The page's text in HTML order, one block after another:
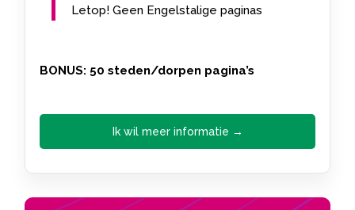
Letop! Geen Engelstalige paginas
BONUS: 50 steden/dorpen pagina’s
Ik wil meer informatie →